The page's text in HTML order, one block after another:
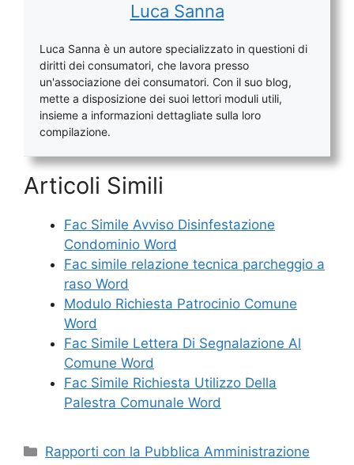
Luca Sanna
Luca Sanna è un autore specializzato in questioni di
diritti dei consumatori, che lavora presso
un'associazione dei consumatori. Con il suo blog,
mette a disposizione dei suoi lettori moduli utili,
insieme a informazioni dettagliate sulla loro
compilazione.
Articoli Simili
Fac Simile Avviso Disinfestazione
Condominio Word
Fac simile relazione tecnica parcheggio a
raso​ Word
Modulo Richiesta Patrocinio Comune
Word
Fac Simile Lettera Di Segnalazione Al
Comune Word
Fac Simile Richiesta Utilizzo Della
Palestra Comunale Word
Categorie
Rapporti con la Pubblica Amministrazione